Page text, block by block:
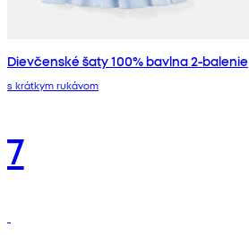
Dievčenské šaty 100% bavlna 2-balenie
s krátkym rukávom
7